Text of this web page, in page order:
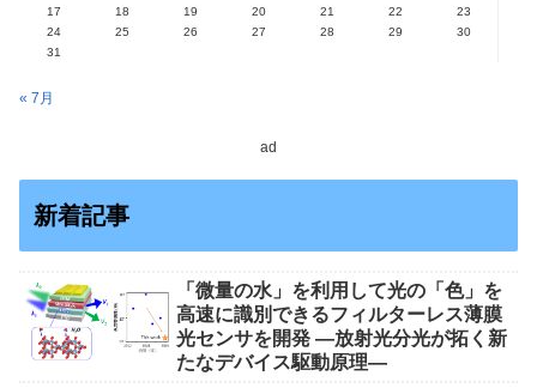
17
18 19 20 21 22
23
24
25 26 27 28 29
30
31
« 7月
ad
新着記事
「微量の水」を利用して光の「色」を
高速に識別できるフィルターレス薄膜
光センサを開発 ―放射光分光が拓く新
たなデバイス駆動原理―